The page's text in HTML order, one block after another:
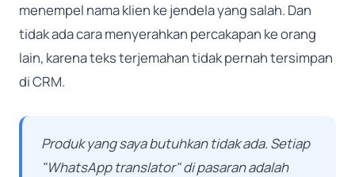
menempel nama klien ke jendela yang salah. Dan
tidak ada cara menyerahkan percakapan ke orang
lain, karena teks terjemahan tidak pernah tersimpan
di CRM.
Produk yang saya butuhkan tidak ada. Setiap
"WhatsApp translator" di pasaran adalah